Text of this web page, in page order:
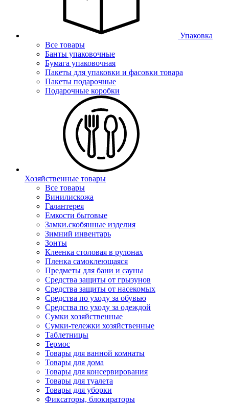
Упаковка
Все товары
Банты упаковочные
Бумага упаковочная
Пакеты для упаковки и фасовки товара
Пакеты подарочные
Подарочные коробки
Хозяйственные товары
Все товары
Винилискожа
Галантерея
Емкости бытовые
Замки.скобянные изделия
Зимний инвентарь
Зонты
Клеенка столовая в рулонах
Пленка самоклеющаяся
Предметы для бани и сауны
Средства защиты от грызунов
Средства защиты от насекомых
Средства по уходу за обувью
Средства по уходу за одеждой
Сумки хозяйственные
Сумки-тележки хозяйственные
Таблетницы
Термос
Товары для ванной комнаты
Товары для дома
Товары для консервирования
Товары для туалета
Товары для уборки
Фиксаторы, блокираторы